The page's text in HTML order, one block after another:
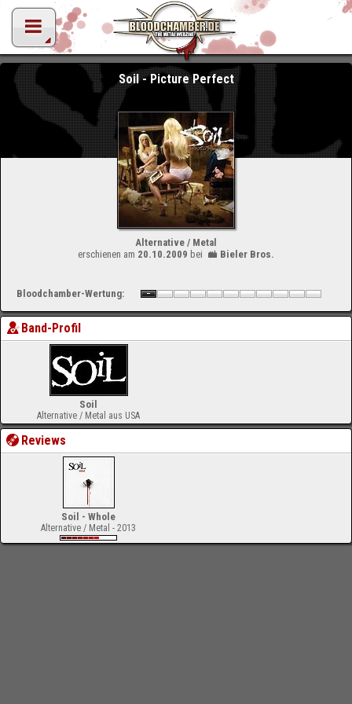
Soil - Picture Perfect
Alternative / Metal
erschienen am 20.10.2009 bei Bieler Bros.
Bloodchamber-Wertung:
Band-Profil
Soil
Alternative / Metal aus USA
Reviews
Soil - Whole
Alternative / Metal - 2013